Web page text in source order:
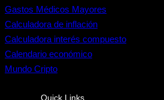
Gastos Médicos Mayores
Calculadora de inflación
Calculadora interés compuesto
Calendario económico
Mundo Cripto
Quick Links